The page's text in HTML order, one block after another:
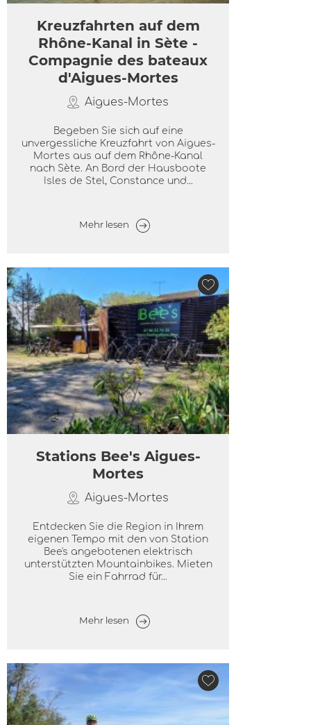
Kreuzfahrten auf dem
Rhône-Kanal in Sète -
Compagnie des bateaux
d'Aigues-Mortes
Aigues-Mortes
Begeben Sie sich auf eine
unvergessliche Kreuzfahrt von Aigues-
Mortes aus auf dem Rhône-Kanal
nach Sète. An Bord der Hausboote
Isles de Stel, Constance und...
Mehr lesen
Stations Bee's Aigues-
Mortes
Aigues-Mortes
Entdecken Sie die Region in Ihrem
eigenen Tempo mit den von Station
Bee's angebotenen elektrisch
unterstützten Mountainbikes. Mieten
Sie ein Fahrrad für...
Mehr lesen